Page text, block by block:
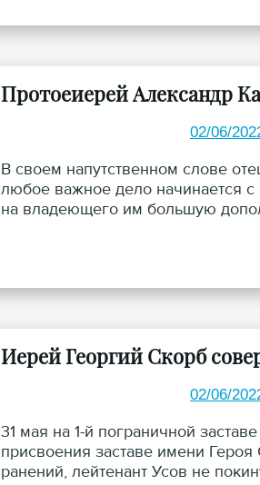
Протоеиерей Александр
02/06/
В своем напутственном слове
любое важное дело начинается
на владеющего им большую
Иерей Георгий Скорб
02/06/
31 мая на 1-й пограничной
присвоения заставе имени
ранений, лейтенант Усов не